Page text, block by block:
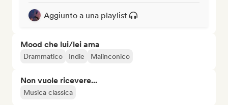
Aggiunto a una playlist
Mood che lui/lei ama
Drammatico Indie Malinconico
Non vuole ricevere...
Musica classica